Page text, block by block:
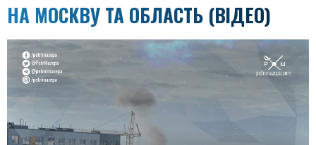
НА МОСКВУ ТА ОБЛАСТЬ (ВІДЕО)